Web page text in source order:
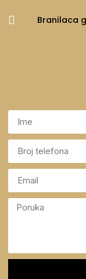
Branilaca